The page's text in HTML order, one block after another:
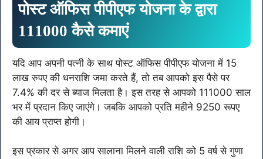
पोस्ट ऑफिस पीपीएफ योजना के द्वारा
111000 कैसे कमाएं
यदि आप अपनी पत्नी के साथ पोस्ट ऑफिस पीपीएफ योजना में 15
लाख रुपए की धनराशि जमा करते हैं, तो तब आपको इस पैसे पर
7.4% की दर से ब्याज मिलता है। इस तरह से आपको 111000 साल
भर में प्रदान किए जाएंगे। जबकि आपको प्रति महीने 9250 रूपए
की आय प्राप्त होगी।
इस प्रकार से अगर आप सालाना मिलने वाली राशि को 5 वर्ष से गुणा